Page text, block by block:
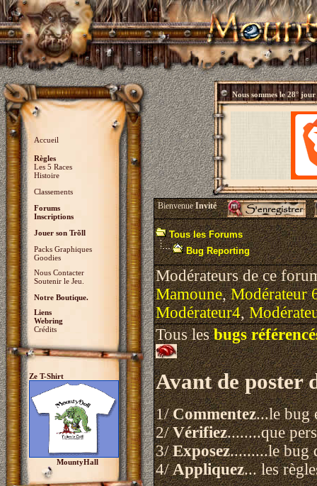
Accueil
Règles
Les 5 Races
Histoire
Classements
Forums
Inscriptions
Jouer son Trõll
Packs Graphiques
Goodies
Nous Contacter
Soutenir le Jeu.
Notre Boutique.
Liens
Webring
Crédits
Ze T-Shirt
MountyHall
Nous sommes le28° jour
BienvenueInvité
Tous les Forums
Bug Reporting
Modérateurs de ce
Mamoune,Modérateur
Modérateur4,
Tous lesbugs
Avant de poster
1/Commentez...le bug
2/Vérifiez........que
3/Exposez.........le bug
4/Appliquez... les